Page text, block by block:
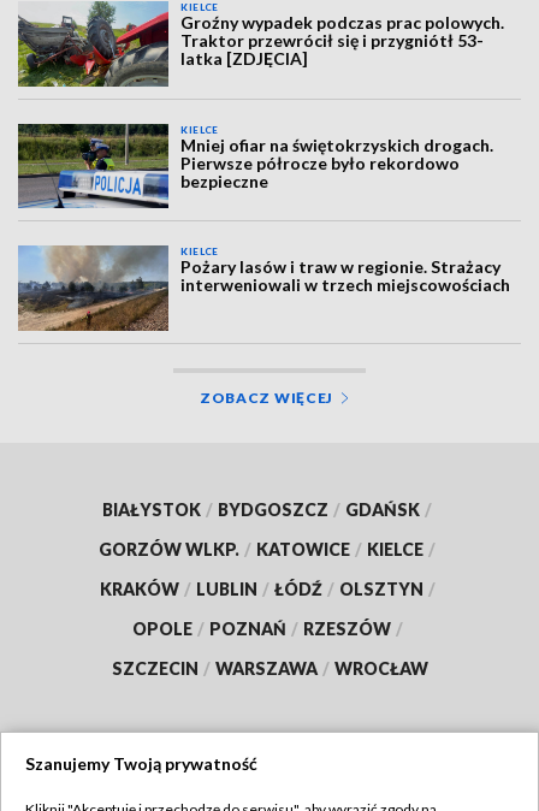
KIELCE
Groźny wypadek podczas prac polowych.
Traktor przewrócił się i przygniótł 53-
latka [ZDJĘCIA]
KIELCE
Mniej ofiar na świętokrzyskich drogach.
Pierwsze półrocze było rekordowo
bezpieczne
KIELCE
Pożary lasów i traw w regionie. Strażacy
interweniowali w trzech miejscowościach
ZOBACZ WIĘCEJ
BIAŁYSTOK / BYDGOSZCZ / GDAŃSK /
GORZÓW WLKP. / KATOWICE / KIELCE /
KRAKÓW / LUBLIN / ŁÓDŹ / OLSZTYN /
OPOLE / POZNAŃ / RZESZÓW /
SZCZECIN / WARSZAWA / WROCŁAW
Szanujemy Twoją prywatność